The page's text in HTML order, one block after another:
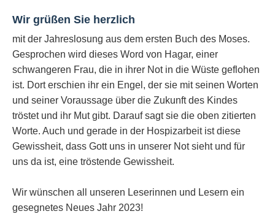
Wir grüßen Sie herzlich
mit der Jahreslosung aus dem ersten Buch des Moses.
Gesprochen wird dieses Word von Hagar, einer
schwangeren Frau, die in ihrer Not in die Wüste geflohen
ist. Dort erschien ihr ein Engel, der sie mit seinen Worten
und seiner Voraussage über die Zukunft des Kindes
tröstet und ihr Mut gibt. Darauf sagt sie die oben zitierten
Worte. Auch und gerade in der Hospizarbeit ist diese
Gewissheit, dass Gott uns in unserer Not sieht und für
uns da ist, eine tröstende Gewissheit.
Wir wünschen all unseren Leserinnen und Lesern ein
gesegnetes Neues Jahr 2023!